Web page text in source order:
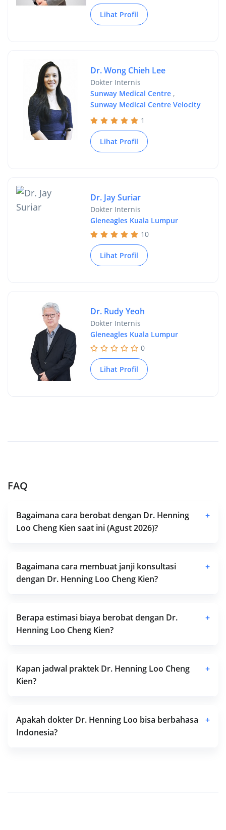
Lihat Profil
Dr. Wong Chieh Lee
Dokter Internis
Sunway Medical Centre,
Sunway Medical Centre Velocity
1
Lihat Profil
Dr. Jay Suriar
Dokter Internis
Gleneagles Kuala Lumpur
10
Lihat Profil
Dr. Rudy Yeoh
Dokter Internis
Gleneagles Kuala Lumpur
0
Lihat Profil
FAQ
Bagaimana cara berobat dengan Dr. Henning
Loo Cheng Kien saat ini (Agust 2026)?
+
Bagaimana cara membuat janji konsultasi
dengan Dr. Henning Loo Cheng Kien?
+
Berapa estimasi biaya berobat dengan Dr.
Henning Loo Cheng Kien?
+
Kapan jadwal praktek Dr. Henning Loo Cheng
Kien?
+
Apakah dokter Dr. Henning Loo bisa berbahasa
Indonesia?
+